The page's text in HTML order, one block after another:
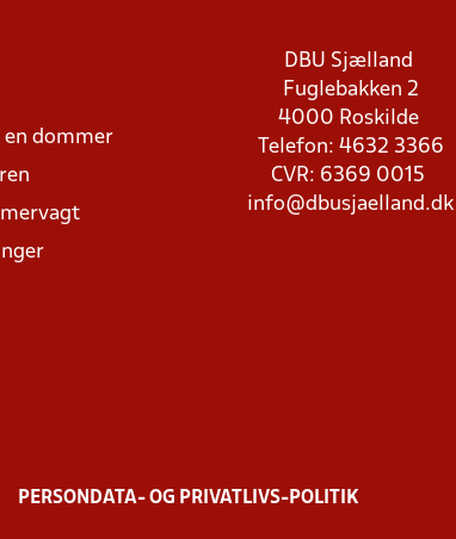
en dommer
DBU Sjælland
Fuglebakken 2
4000 Roskilde
Telefon: 4632 3366
CVR: 6369 0015
info@dbusjaelland.dk
PERSONDATA- OG PRIVATLIVS-POLITIK